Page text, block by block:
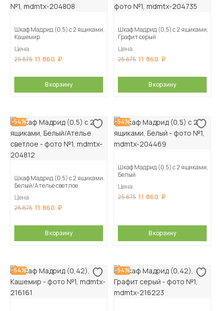
Шкаф Мадрид (0,5) с 2 ящиками,
Кашемир
Цена
25 875 11 860
В корзину
Шкаф Мадрид (0,5) с 2 ящиками,
Графит серый
Цена
25 875 11 860
В корзину
-54%
Шкаф Мадрид (0,5) с 2 ящиками,
Белый/Ателье светлое
Цена
25 875 11 860
В корзину
-54%
Шкаф Мадрид (0,5) с 2 ящиками,
Белый
Цена
25 875 11 860
В корзину
-54% -54%